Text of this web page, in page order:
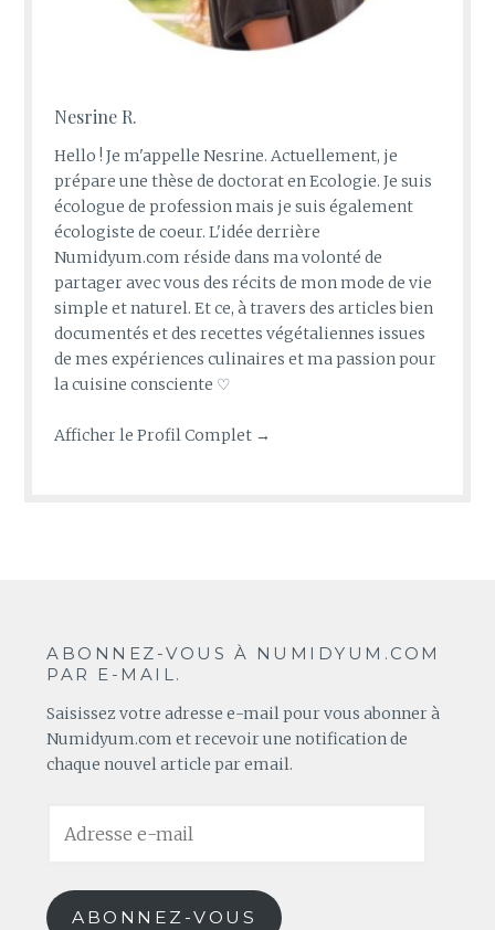
Nesrine R.
Hello ! Je m'appelle Nesrine. Actuellement, je
prépare une thèse de doctorat en Ecologie. Je suis
écologue de profession mais je suis également
écologiste de coeur. L'idée derrière
Numidyum.com réside dans ma volonté de
partager avec vous des récits de mon mode de vie
simple et naturel. Et ce, à travers des articles bien
documentés et des recettes végétaliennes issues
de mes expériences culinaires et ma passion pour
la cuisine consciente ♡
Afficher le Profil Complet →
ABONNEZ-VOUS À NUMIDYUM.COM
PAR E-MAIL.
Saisissez votre adresse e-mail pour vous abonner à
Numidyum.com et recevoir une notification de
chaque nouvel article par email.
ABONNEZ-VOUS